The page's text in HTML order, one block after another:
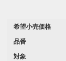
希望小売価格
品番
対象